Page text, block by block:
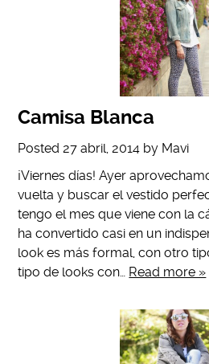
Camisa Blanca
Posted27 abril, 2014 by Mavi
¡Viernes días! Ayer
vuelta y buscar el vestido
tengo el mes que viene con la
ha convertido casi en un
look es más formal, con otro
tipo de looks con… Read more »